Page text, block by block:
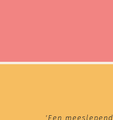
'Een